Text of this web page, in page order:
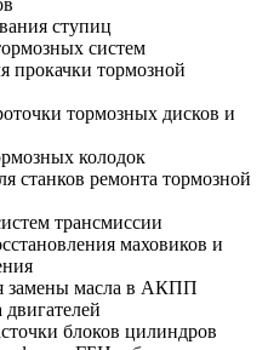
ступиц
систем
прокачки тормозной
тормозных дисков и
колодок
станков ремонта тормозной
трансмиссии
маховиков и
замены масла в АКПП
блоков цилиндров